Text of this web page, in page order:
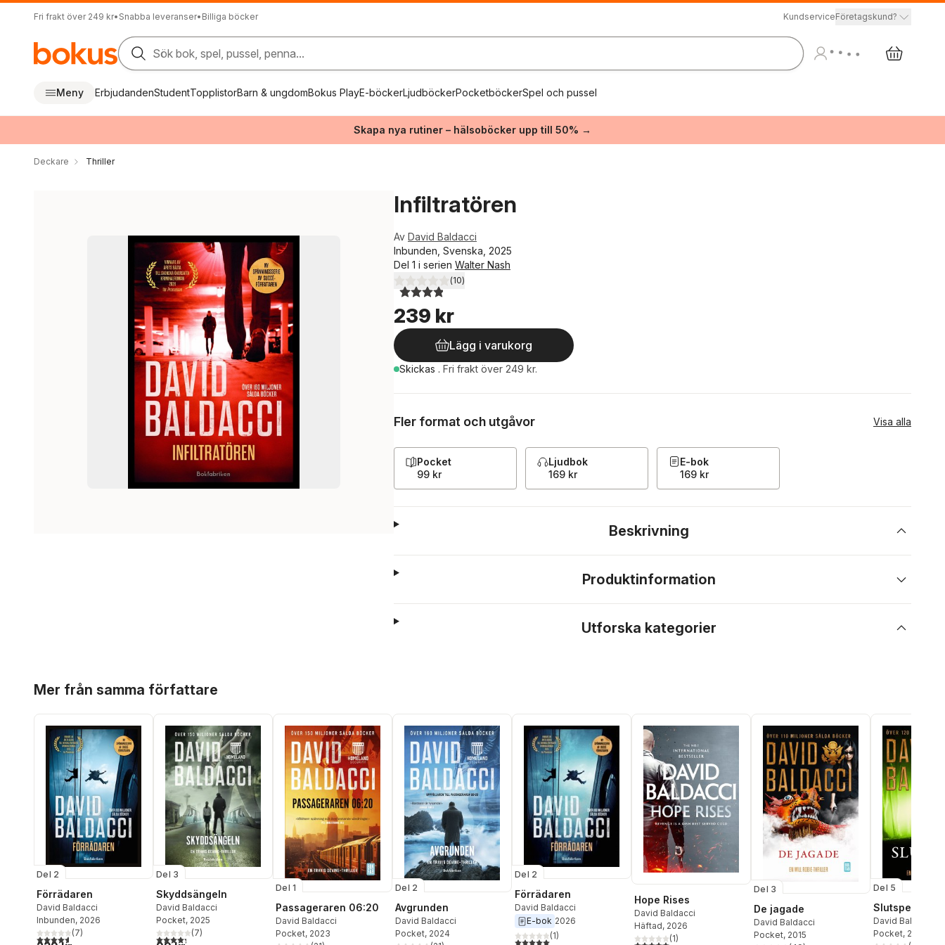
Fri frakt över 249 kr• Snabba leveranser• Billiga böcker KundserviceFöretagskund?
Sök bok, spel, pussel, penna...
Meny ErbjudandenStudentTopplistorBarn & ungdomBokus PlayE-böckerLjudböckerPocketböckerSpel och pussel
Skapa nya rutiner – hälsoböcker upp till 50% →
Deckare Thriller
Infiltratören
Av David Baldacci
Inbunden, Svenska, 2025
Del 1 i serien Walter Nash
3,9utav 5 stjärnor. Totalt antal röster:
(10)
239 kr
Lägg i varukorg
Skickas . Fri frakt över 249 kr.
Fler format och utgåvor Visa alla
Pocket
99 kr
Ljudbok
169 kr
E-bok
169 kr
Beskrivning
Produktinformation
Utforska kategorier
Mer från samma författare
Del 2
Förrädaren
David Baldacci
Inbunden, 2026
4,6utav 5 stjärnor. Totalt antal röster:
(7)
Del 3
Skyddsängeln
David Baldacci
Pocket, 2025
4,3utav 5 stjärnor. Totalt antal röster:
(7)
Del 1
Passageraren 06:20
David Baldacci
Pocket, 2023
Del 2
Avgrunden
David Baldacci
Pocket, 2024
Del 2
Förrädaren
David Baldacci
E-bok 2026
5,0utav 5 stjärnor. Totalt antal röster:
(1)
Hope Rises
David Baldacci
Häftad, 2026
(1)
Del 3
De jagade
David Baldacci
Pocket, 2015
Del 5
Slutspel
David Baldacci
Pocket, 2018